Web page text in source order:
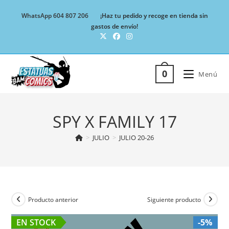
WhatsApp 604 807 206
¡Haz tu pedido y recoge en tienda sin
gastos de envío!
0 Menú
SPY X FAMILY 17
> JULIO > JULIO 20-26
Producto anterior Siguiente producto
EN STOCK -5%